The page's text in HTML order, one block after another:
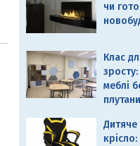
чи
Клас
меблі